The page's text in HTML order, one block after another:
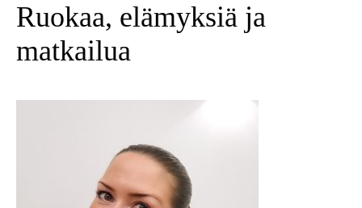
Ruokaa, elämyksiä ja
matkailua